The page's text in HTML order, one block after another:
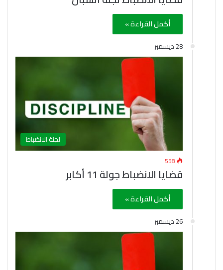
أكمل القراءة »
28 ديسمبر
لجنة الانضباط
558
قضايا الانضباط جولة 11 أكابر
أكمل القراءة »
26 ديسمبر